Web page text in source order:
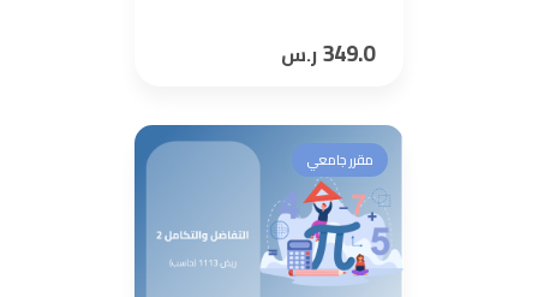
349.0ر.س
مقرر جامعي